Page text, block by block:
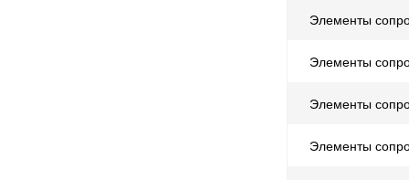
Элементы
Элементы
Элементы
Элементы